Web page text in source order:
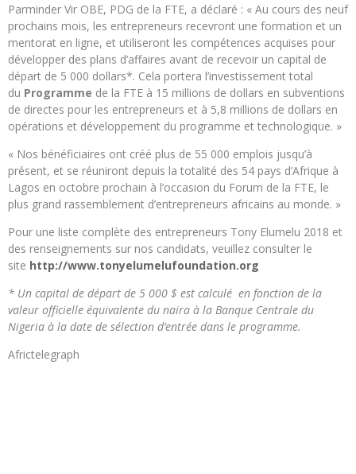
Parminder Vir OBE, PDG de la FTE, a déclaré : « Au cours des neuf
prochains mois, les entrepreneurs recevront une formation et un
mentorat en ligne, et utiliseront les compétences acquises pour
développer des plans d’affaires avant de recevoir un capital de
départ de 5 000 dollars*. Cela portera l’investissement total
du Programme de la FTE à 15 millions de dollars en subventions
de directes pour les entrepreneurs et à 5,8 millions de dollars en
opérations et développement du programme et technologique. »
« Nos bénéficiaires ont créé plus de 55 000 emplois jusqu’à
présent, et se réuniront depuis la totalité des 54 pays d’Afrique à
Lagos en octobre prochain à l’occasion du Forum de la FTE, le
plus grand rassemblement d’entrepreneurs africains au monde. »
Pour une liste complète des entrepreneurs Tony Elumelu 2018 et
des renseignements sur nos candidats, veuillez consulter le
site http://www.tonyelumelufoundation.org
* Un capital de départ de 5 000 $ est calculé en fonction de la
valeur officielle équivalente du naira à la Banque Centrale du
Nigeria à la date de sélection d’entrée dans le programme.
Africtelegraph